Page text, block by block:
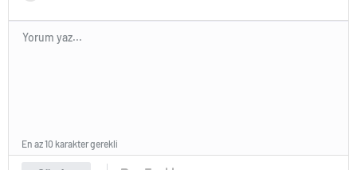
En az 10 karakter gerekli